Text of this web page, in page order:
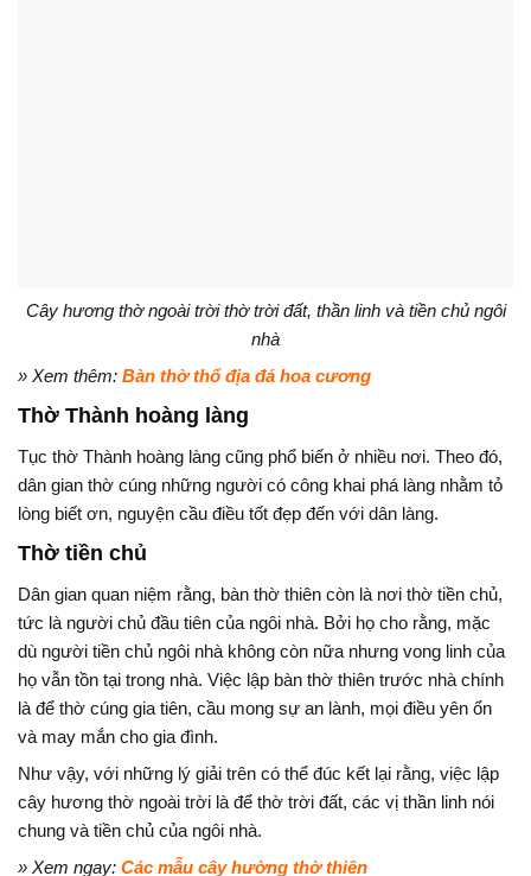
Cây hương thờ ngoài trời thờ trời đất, thần linh và tiền chủ ngôi
nhà
» Xem thêm: Bàn thờ thổ địa đá hoa cương
Thờ Thành hoàng làng
Tục thờ Thành hoàng làng cũng phổ biến ở nhiều nơi. Theo đó,
dân gian thờ cúng những người có công khai phá làng nhằm tỏ
lòng biết ơn, nguyện cầu điều tốt đẹp đến với dân làng.
Thờ tiền chủ
Dân gian quan niệm rằng, bàn thờ thiên còn là nơi thờ tiền chủ,
tức là người chủ đầu tiên của ngôi nhà. Bởi họ cho rằng, mặc
dù người tiền chủ ngôi nhà không còn nữa nhưng vong linh của
họ vẫn tồn tại trong nhà. Việc lập bàn thờ thiên trước nhà chính
là để thờ cúng gia tiên, cầu mong sự an lành, mọi điều yên ổn
và may mắn cho gia đình.
Như vậy, với những lý giải trên có thể đúc kết lại rằng, việc lập
cây hương thờ ngoài trời là để thờ trời đất, các vị thần linh nói
chung và tiền chủ của ngôi nhà.
» Xem ngay: Các mẫu cây hường thờ thiên